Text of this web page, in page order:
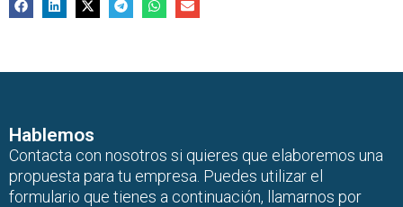
Hablemos
Contacta con nosotros si quieres que elaboremos una
propuesta para tu empresa. Puedes utilizar el
formulario que tienes a continuación, llamarnos por